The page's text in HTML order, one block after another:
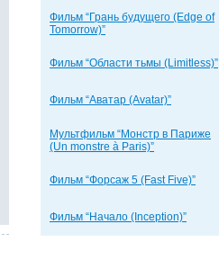
Фильм “Грань будущего (Edge of
Tomorrow)”
Фильм “Области тьмы (Limitless)”
Фильм “Аватар (Avatar)”
Мультфильм “Монстр в Париже
(Un monstre à Paris)”
Фильм “Форсаж 5 (Fast Five)”
Фильм “Начало (Inception)”